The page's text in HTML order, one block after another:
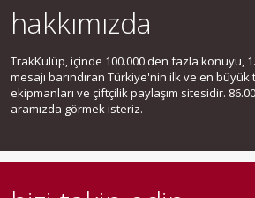
hakkımızda
TrakKulüp, içinde 100.000'den fazla konuyu,
mesajı barındıran Türkiye'nin ilk ve en büyük
ekipmanları ve çiftçilik paylaşım sitesidir.
aramızda görmek isteriz.